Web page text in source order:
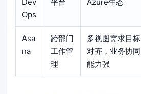
Ops
Asa
na
跨部门
工作管
理
多视图需求目标
对齐，业务协同
能力强